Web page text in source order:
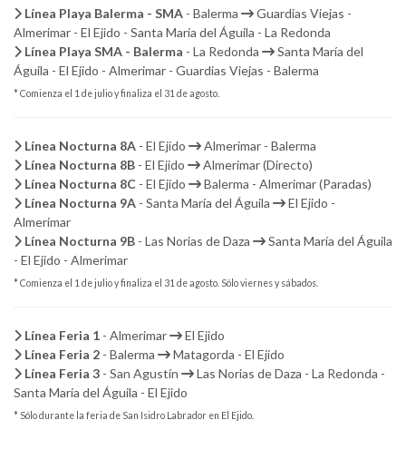
Línea Playa Balerma - SMA - Balerma
Guardias Viejas -
Almerimar - El Ejido - Santa María del Águila - La Redonda
Línea Playa SMA - Balerma - La Redonda
Santa María del
Águila - El Ejido - Almerimar - Guardias Viejas - Balerma
* Comienza el 1 de julio y finaliza el 31 de agosto.
Línea Nocturna 8A - El Ejido
Almerimar - Balerma
Línea Nocturna 8B - El Ejido
Almerimar (Directo)
Línea Nocturna 8C - El Ejido
Balerma - Almerimar (Paradas)
Línea Nocturna 9A - Santa María del Águila
El Ejido -
Almerimar
Línea Nocturna 9B - Las Norias de Daza
Santa María del Águila
- El Ejido - Almerimar
* Comienza el 1 de julio y finaliza el 31 de agosto. Sólo viernes y sábados.
Línea Feria 1 - Almerimar
El Ejido
Línea Feria 2 - Balerma
Matagorda - El Ejido
Línea Feria 3 - San Agustín
Las Norias de Daza - La Redonda -
Santa María del Águila - El Ejido
* Sólo durante la feria de San Isidro Labrador en El Ejido.